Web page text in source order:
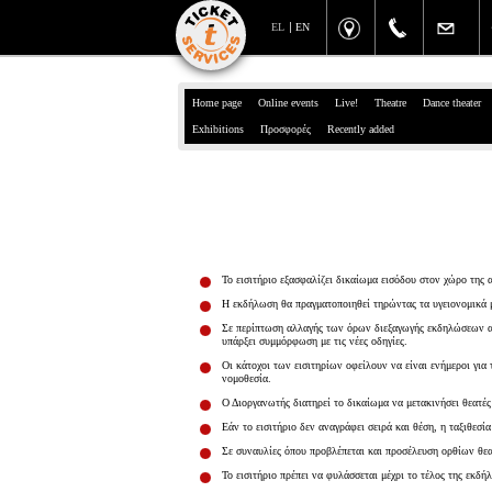
EN
EL
Home page Online events Live! Theatre Dance theater
Exhibitions Προσφορές Recently added
Το εισιτήριο εξασφαλίζει δικαίωμα εισόδου στον χώρο
Η εκδήλωση θα πραγματοποιηθεί τηρώντας τα υγειονομικά
Σε περίπτωση αλλαγής των όρων διεξαγωγής εκδηλώσεων
υπάρξει συμμόρφωση με τις νέες οδηγίες.
Οι κάτοχοι των εισιτηρίων οφείλουν να είναι ενήμεροι
νομοθεσία.
Ο Διοργανωτής διατηρεί το δικαίωμα να μετακινήσει
Εάν το εισιτήριο δεν αναγράφει σειρά και θέση, η
Σε συναυλίες όπου προβλέπεται και προσέλευση ορθίων
Το εισιτήριο πρέπει να φυλάσσεται μέχρι το τέλος της